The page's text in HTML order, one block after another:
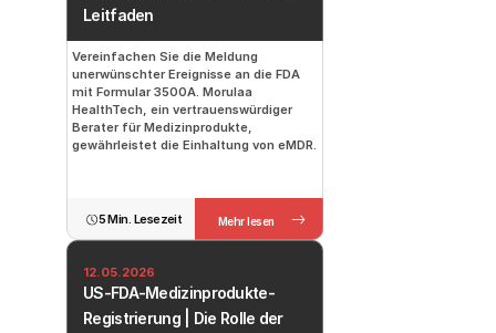
Leitfaden
Vereinfachen Sie die Meldung
unerwünschter Ereignisse an die FDA
mit Formular 3500A. Morulaa
HealthTech, ein vertrauenswürdiger
Berater für Medizinprodukte,
gewährleistet die Einhaltung von eMDR.
5 Min. Lesezeit Mehr lesen
12.05.2026
US-FDA-Medizinprodukte-
Registrierung | Die Rolle der